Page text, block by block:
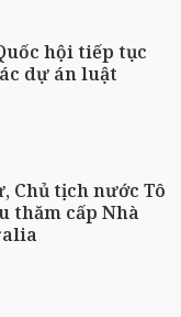
hội tiếp tục
dự án luật
Chủ tịch nước Tô
thăm cấp Nhà